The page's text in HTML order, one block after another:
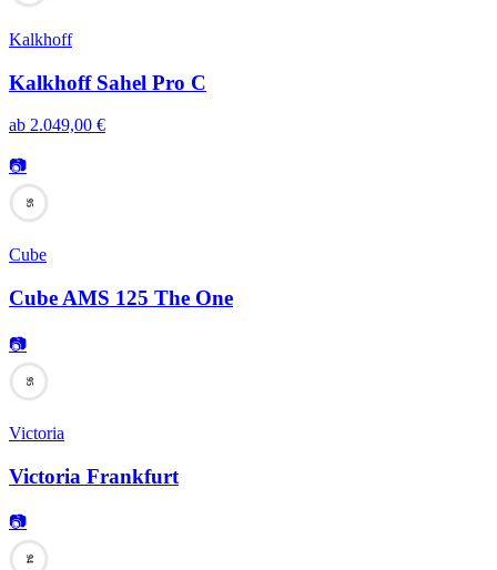
Kalkhoff
Kalkhoff Sahel Pro C
ab 2.049,00 €
📷
95
Cube
Cube AMS 125 The One
📷
95
Victoria
Victoria Frankfurt
📷
94